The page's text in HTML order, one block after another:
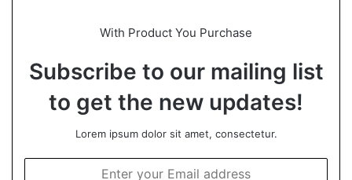
With Product You Purchase
Subscribe to our mailing list
to get the new updates!
Lorem ipsum dolor sit amet, consectetur.